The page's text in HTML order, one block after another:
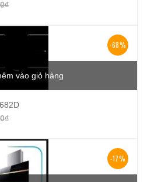
₫
-68%
vào giỏ hàng
₫
-17%